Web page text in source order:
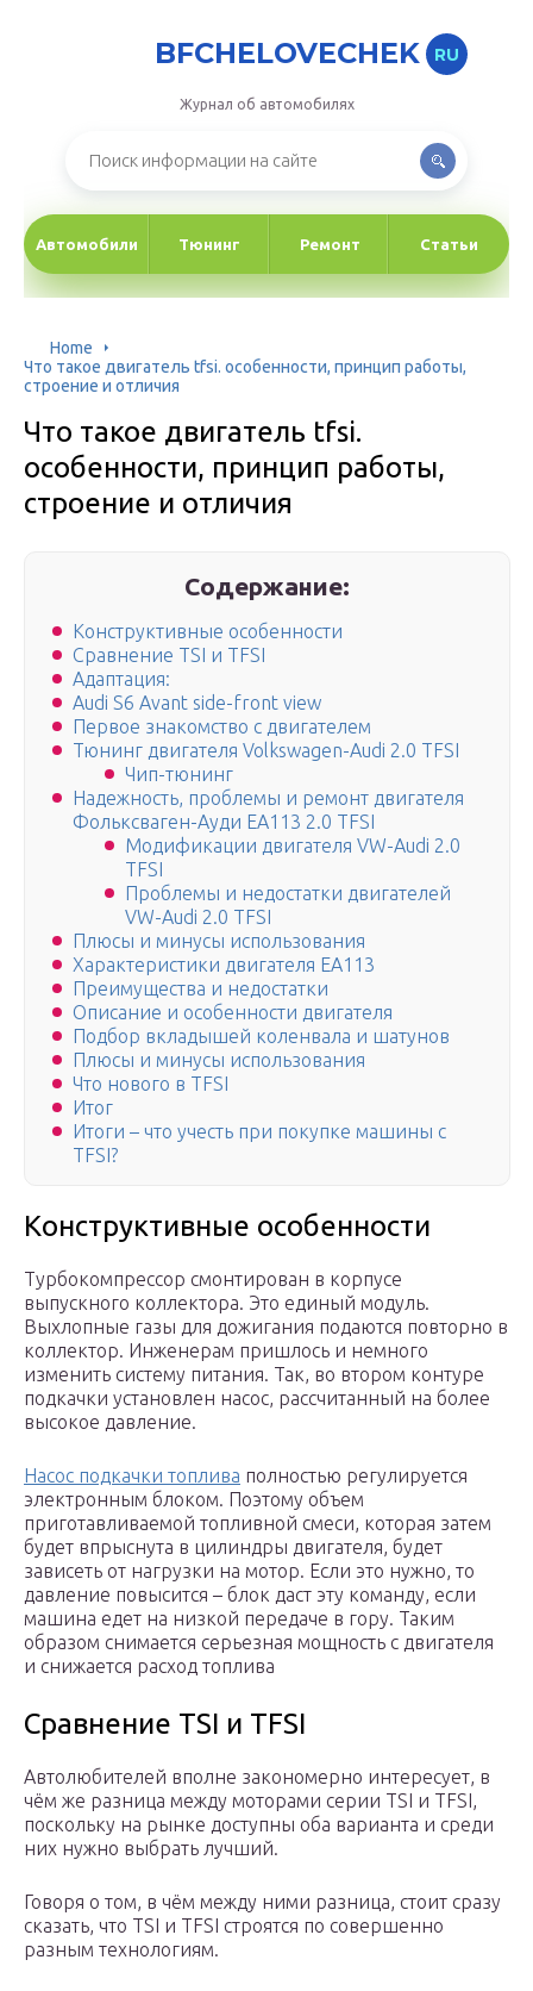
BFCHELOVECHEK RU
Журнал об автомобилях
Автомобили Тюнинг Ремонт Статьи
Home
Что такое двигатель tfsi. особенности, принцип работы,
строение и отличия
Что такое двигатель tfsi.
особенности, принцип работы,
строение и отличия
Содержание:
Конструктивные особенности
Сравнение TSI и TFSI
Адаптация:
Audi S6 Avant side-front view
Первое знакомство с двигателем
Тюнинг двигателя Volkswagen-Audi 2.0 TFSI
Чип-тюнинг
Надежность, проблемы и ремонт двигателя
Фольксваген-Ауди ЕА113 2.0 TFSI
Модификации двигателя VW-Audi 2.0
TFSI
Проблемы и недостатки двигателей
VW-Audi 2.0 TFSI
Плюсы и минусы использования
Характеристики двигателя ЕА113
Преимущества и недостатки
Описание и особенности двигателя
Подбор вкладышей коленвала и шатунов
Плюсы и минусы использования
Что нового в TFSI
Итог
Итоги – что учесть при покупке машины с
TFSI?
Конструктивные особенности
Турбокомпрессор смонтирован в корпусе
выпускного коллектора. Это единый модуль.
Выхлопные газы для дожигания подаются повторно в
коллектор. Инженерам пришлось и немного
изменить систему питания. Так, во втором контуре
подкачки установлен насос, рассчитанный на более
высокое давление.
Насос подкачки топлива полностью регулируется
электронным блоком. Поэтому объем
приготавливаемой топливной смеси, которая затем
будет впрыснута в цилиндры двигателя, будет
зависеть от нагрузки на мотор. Если это нужно, то
давление повысится – блок даст эту команду, если
машина едет на низкой передаче в гору. Таким
образом снимается серьезная мощность с двигателя
и снижается расход топлива
Сравнение TSI и TFSI
Автолюбителей вполне закономерно интересует, в
чём же разница между моторами серии TSI и TFSI,
поскольку на рынке доступны оба варианта и среди
них нужно выбрать лучший.
Говоря о том, в чём между ними разница, стоит сразу
сказать, что TSI и TFSI строятся по совершенно
разным технологиям.